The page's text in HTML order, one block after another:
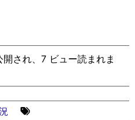
され、7 ビュー読まれま